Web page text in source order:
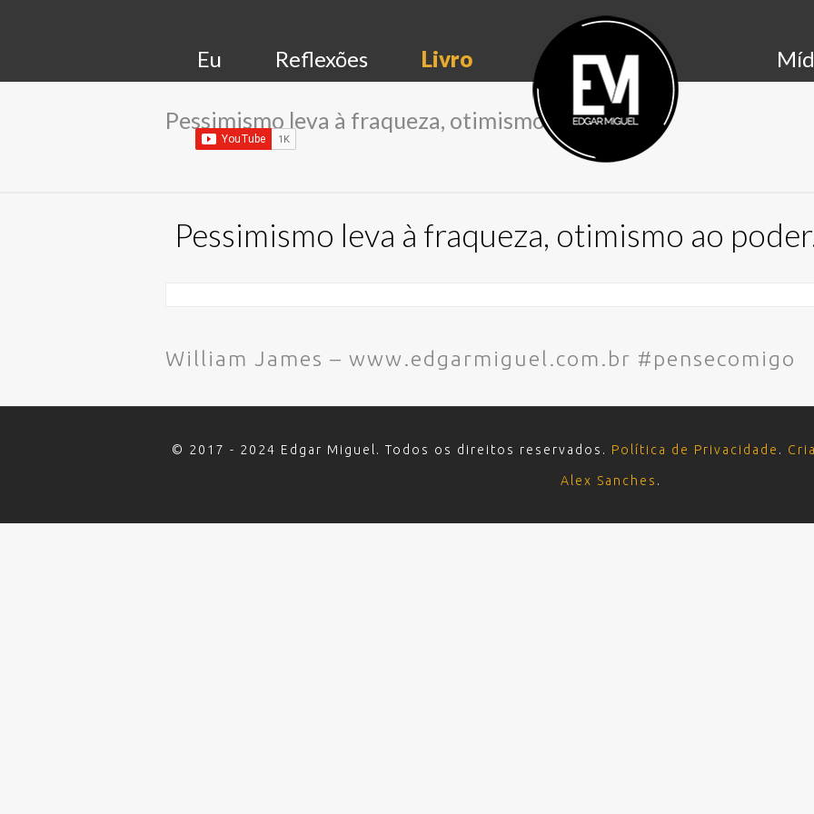
Eu Reflexões Livro
Pessimismo leva à fraqueza, otimismo ao poder.
Pessimismo leva à fraqueza, otimismo ao
William James – www.edgarmiguel.com.br #pensecomigo
© 2017 - 2024 Edgar Miguel. Todos os direitos reservados. Política de Privacidade .
Alex Sanches .